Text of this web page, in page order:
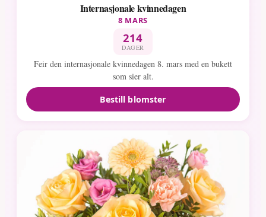
Internasjonale kvinnedagen
8 MARS
214
DAGER
Feir den internasjonale kvinnedagen 8. mars med en bukett
som sier alt.
Bestill blomster